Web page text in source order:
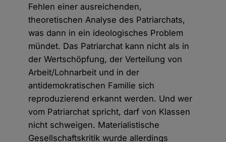
Fehlen einer ausreichenden,
theoretischen Analyse des Patriarchats,
was dann in ein ideologisches Problem
mündet. Das Patriarchat kann nicht als in
der Wertschöpfung, der Verteilung von
Arbeit/Lohnarbeit und in der
antidemokratischen Familie sich
reproduzierend erkannt werden. Und wer
vom Patriarchat spricht, darf von Klassen
nicht schweigen. Materialistische
Gesellschaftskritik wurde allerdings